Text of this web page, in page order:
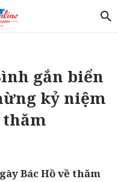
gắn biển
kỷ niệm
thăm
Bác Hồ về thăm